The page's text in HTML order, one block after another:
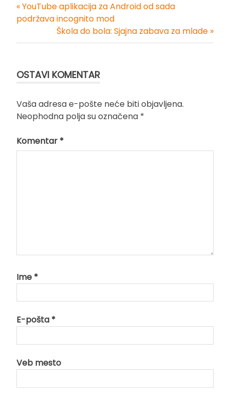
Kretanje
članka
« YouTube aplikacija za Android od sada
podržava incognito mod
Škola do bola: Sjajna zabava za mlade »
OSTAVI KOMENTAR
Vaša adresa e-pošte neće biti objavljena.
Neophodna polja su označena *
Komentar *
Ime *
E-pošta *
Veb mesto